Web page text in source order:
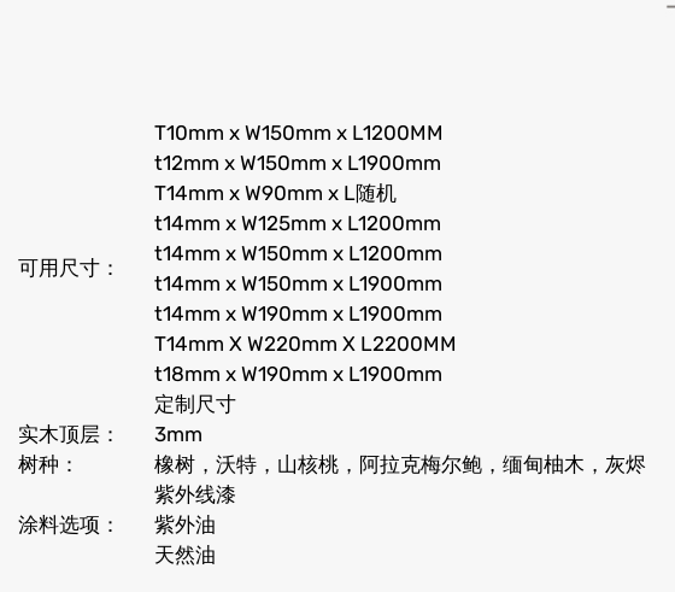
可用尺寸：
T10mm x W150mm x L1200MM
t12mm x W150mm x L1900mm
T14mm x W90mm x L随机
t14mm x W125mm x L1200mm
t14mm x W150mm x L1200mm
t14mm x W150mm x L1900mm
t14mm x W190mm x L1900mm
T14mm X W220mm X L2200MM
t18mm x W190mm x L1900mm
定制尺寸
实木顶层：
3mm
树种：
橡树，沃特，山核桃，阿拉克梅尔鲍，缅甸柚木，灰烬
涂料选项：
紫外线漆
紫外油
天然油